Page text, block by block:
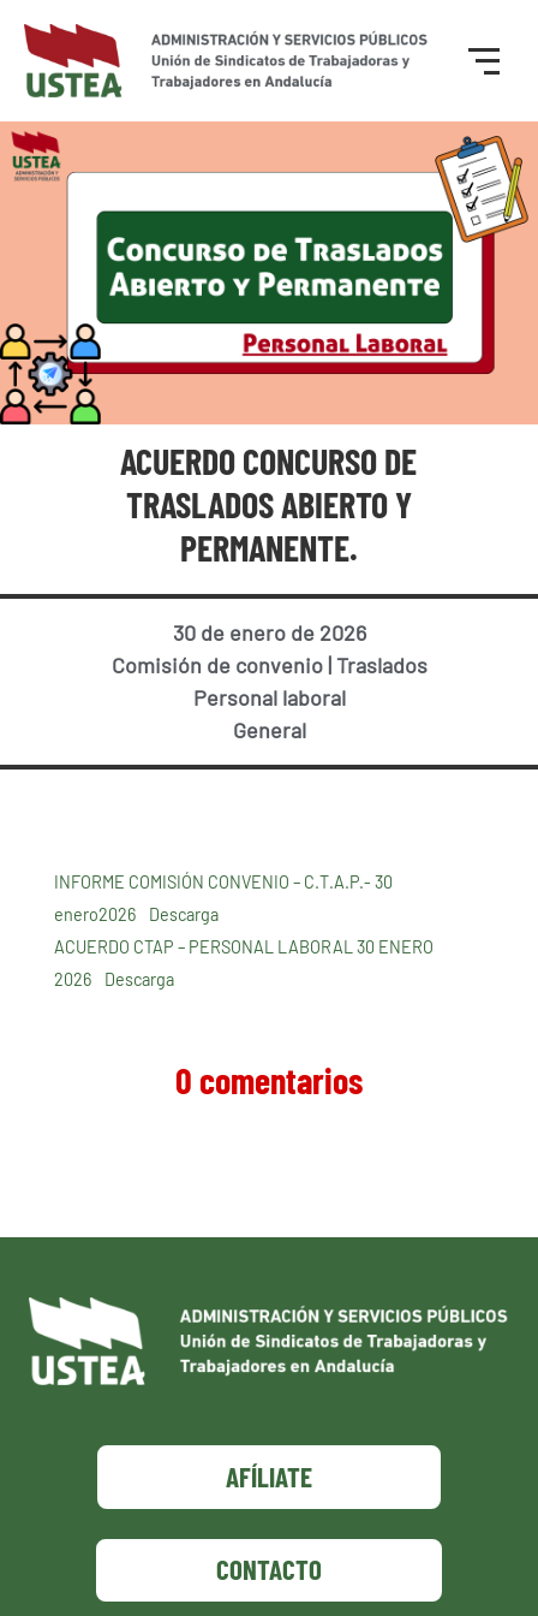
ACUERDO CONCURSO DE
TRASLADOS ABIERTO Y
PERMANENTE.
30 de enero de 2026
Comisión de convenio|Traslados
Personal laboral
General
INFORME COMISIÓN CONVENIO – C.T.A.P.- 30
enero2026
Descarga
ACUERDO CTAP – PERSONAL LABORAL 30 ENERO
2026
Descarga
0 comentarios
AFÍLIATE
CONTACTO